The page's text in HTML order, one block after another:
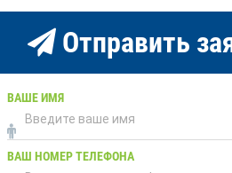
Отправить
ВАШЕ ИМЯ
ВАШ НОМЕР ТЕЛЕФОНА